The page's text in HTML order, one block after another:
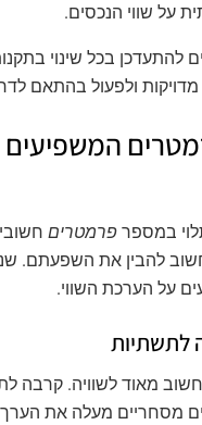
על שווי הנכסים.
להתעדכן בכל שינוי
ולפעול בהתאם
המשפיעים
במספר פרמטרים
להבין את השפעתם.
על הערכת השווי.
לתשתיות
מאוד לשוויה. קרבה
מסחריים מעלה את